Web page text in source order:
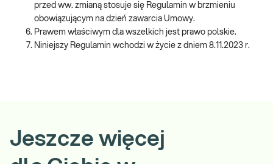
przed ww. zmianą stosuje się Regulamin w brzmieniu
obowiązującym na dzień zawarcia Umowy.
Prawem właściwym dla wszelkich jest prawo polskie.
Niniejszy Regulamin wchodzi w życie z dniem 8.11.2023 r.
Jeszcze więcej